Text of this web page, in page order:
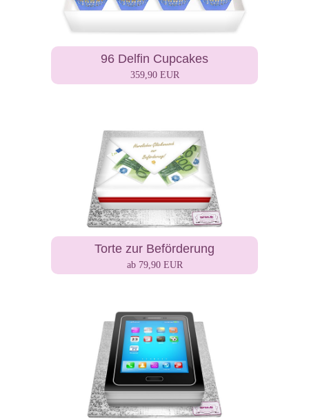
96 Delfin Cupcakes
359,90 EUR
Torte zur Beförderung
ab 79,90 EUR